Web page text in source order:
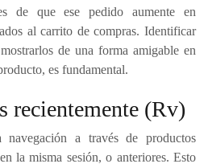
de que ese pedido aumente en
al carrito de compras. Identificar
de una forma amigable en
es fundamental.
recientemente (Rv)
a través de productos
la misma sesión, o anteriores. Esto